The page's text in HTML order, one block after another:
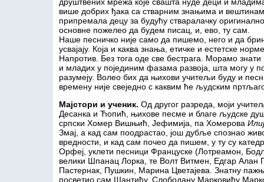
више добрих ђака са стварним знањима и
припремала децу за будућу стваралачку
основне пожелео да будем писац, и, ево, ту сам.
Наше песничко није само да пишемо, него и да
усвајају. Која и каква знања, етичке и естетске
Напротив. Без тога оде све бестрага. Морамо
и младих у појединим фазама развоја, шта могу у
разумеју. Волео бих да њихови учитељи буду и
времену није свеједно с каквим ће људским
Мајстори и ученик. Од другог разреда, моји
Десанка и Ћопић, њихове песме и благе људске
српски Хомер Вишњић, Јефимија, па Хомерова
Змај, а кад сам поодрастао, још дубље спознао
вредности, и кад сам почео да пишем, у ту су
Орфеј, уклети песници Француске (Лотреамон,
велики Шпанац Лорка, те Волт Витмен, Едгар Алан
Пастернак, Пушкин, Марина Цветајева. Знатну
посветио сам Шантићу, Слободану Марковићу